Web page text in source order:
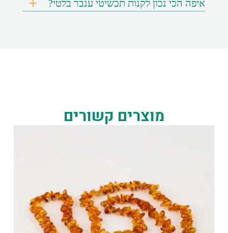
איפה הכי נכון לקנות תכשיטי ענבר בלטי?
מוצרים קשורים